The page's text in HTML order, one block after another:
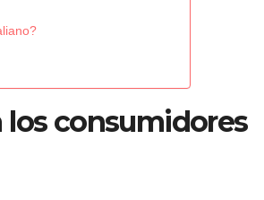
consumidores